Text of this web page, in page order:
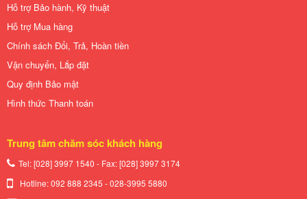
Hỗ trợ Bảo hành, Kỹ thuật
Hỗ trợ Mua hàng
Chính sách Đổi, Trả, Hoàn tiền
Vận chuyển, Lắp đặt
Quy định Bảo mật
Hình thức Thanh toán
Trung tâm chăm sóc khách hàng
Tel: [028] 3997 1540 - Fax: [028]3997 3174
Hotline: 092 888 2345 - 028-3995 5880